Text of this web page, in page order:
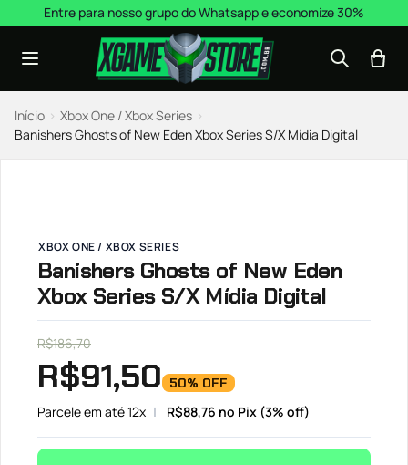
Pular para o conteúdo
Entre para nosso grupo do Whatsapp e economize 30%
Início › Xbox One / Xbox Series ›
Banishers Ghosts of New Eden Xbox Series S/X Mídia Digital
XBOX ONE / XBOX SERIES
Banishers Ghosts of New Eden
Xbox Series S/X Mídia Digital
R$186,70
R$91,50 50% OFF
Parcele em até 12x R$88,76 no Pix (3% off)